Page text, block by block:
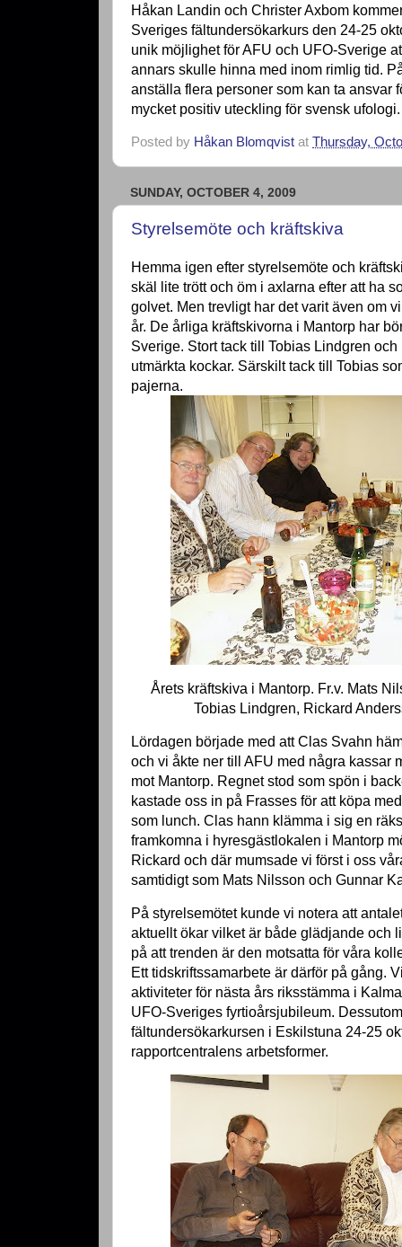
Håkan Landin och Christer Axbom
Sveriges fältundersökarkurs den 24-25
unik möjlighet för AFU och UFO-Sverige
annars skulle hinna med inom rimlig tid.
anställa flera personer som kan ta ansvar
mycket positiv uteckling för svensk ufologi.
Posted by Håkan Blomqvist at Thursday,
SUNDAY, OCTOBER 4, 2009
Styrelsemöte och kräftskiva
Hemma igen efter styrelsemöte och
skäl lite trött och öm i axlarna efter att ha
golvet. Men trevligt har det varit även om
år. De årliga kräftskivorna i Mantorp har
Sverige. Stort tack till Tobias Lindgren
utmärkta kockar. Särskilt tack till Tobias
pajerna.
Årets kräftskiva i Mantorp. Fr.v. Mats
Tobias Lindgren, Rickard
Lördagen började med att Clas Svahn
och vi åkte ner till AFU med några kassar
mot Mantorp. Regnet stod som spön i
kastade oss in på Frasses för att köpa
som lunch. Clas hann klämma i sig en
framkomna i hyresgästlokalen i Mantorp
Rickard och där mumsade vi först i oss
samtidigt som Mats Nilsson och Gunnar
På styrelsemötet kunde vi notera att
aktuellt ökar vilket är både glädjande och
på att trenden är den motsatta för våra
Ett tidskriftssamarbete är därför på gång.
aktiviteter för nästa års riksstämma i
UFO-Sveriges fyrtioårsjubileum.
fältundersökarkursen i Eskilstuna 24-25
rapportcentralens arbetsformer.